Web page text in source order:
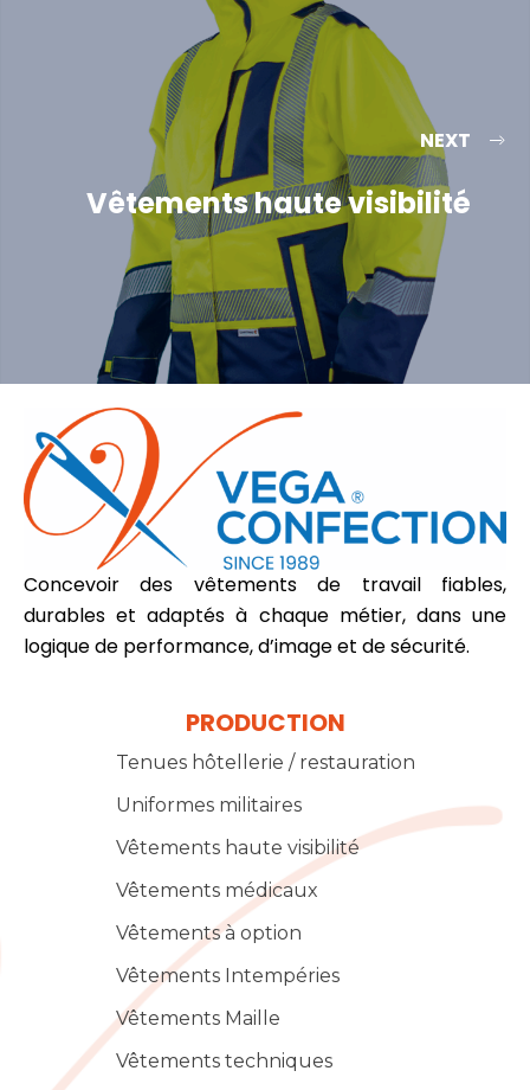
NEXT
Vêtements haute visibilité
Concevoir des vêtements de travail fiables,
durables et adaptés à chaque métier, dans une
logique de performance, d’image et de sécurité.
PRODUCTION
Tenues hôtellerie / restauration
Uniformes militaires
Vêtements haute visibilité
Vêtements médicaux
Vêtements à option
Vêtements Intempéries
Vêtements Maille
Vêtements techniques